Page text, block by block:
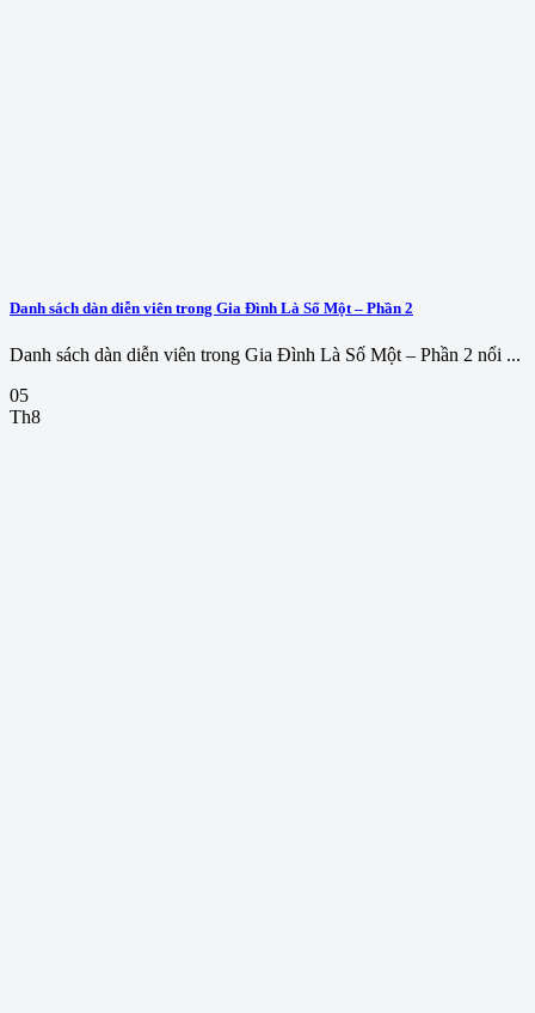
Danh sách dàn diễn viên trong Gia Đình Là Số Một – Phần 2
Danh sách dàn diễn viên trong Gia Đình Là Số Một – Phần 2 nổi ...
05
Th8